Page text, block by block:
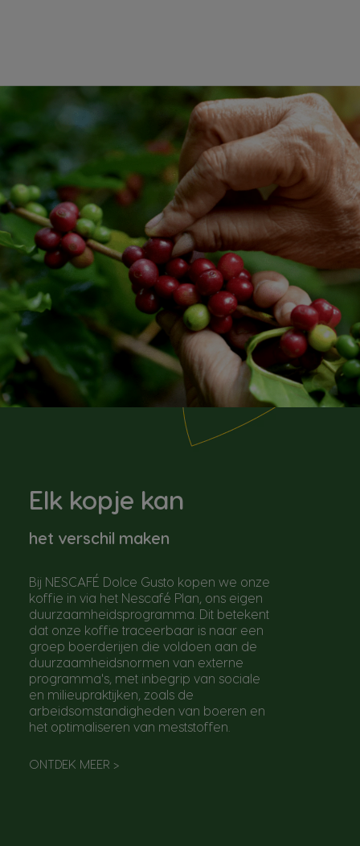
Elk kopje kan
het verschil maken
Bij NESCAFÉ Dolce Gusto kopen we onze
koffie in via het Nescafé Plan, ons eigen
duurzaamheidsprogramma. Dit betekent
dat onze koffie traceerbaar is naar een
groep boerderijen die voldoen aan de
duurzaamheidsnormen van externe
programma's, met inbegrip van sociale
en milieupraktijken, zoals de
arbeidsomstandigheden van boeren en
het optimaliseren van meststoffen.
ONTDEK MEER >